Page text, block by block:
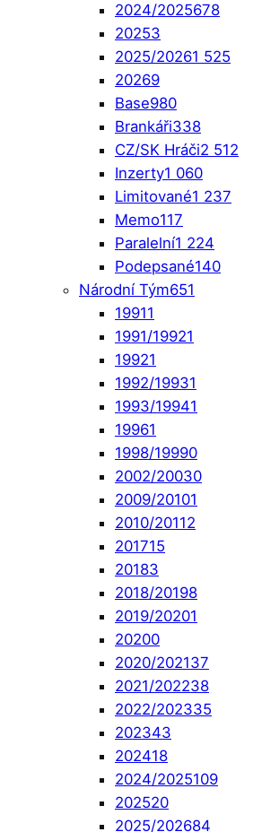
2024/2025678
20253
2025/20261 525
20269
Base980
Brankáři338
CZ/SK Hráči2 512
Inzerty1 060
Limitované1 237
Memo117
Paralelní1 224
Podepsané140
Národní Tým651
19911
1991/19921
19921
1992/19931
1993/19941
19961
1998/19990
2002/20030
2009/20101
2010/20112
201715
20183
2018/20198
2019/20201
20200
2020/202137
2021/202238
2022/202335
202343
202418
2024/2025109
202520
2025/202684